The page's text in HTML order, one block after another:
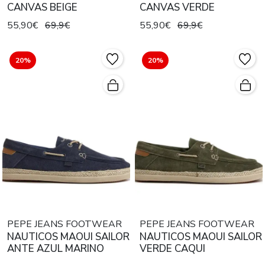
CANVAS BEIGE
55,90€ 69,9€
CANVAS VERDE
55,90€ 69,9€
20%
PEPE JEANS FOOTWEAR
NAUTICOS MAOUI SAILOR
ANTE AZUL MARINO
20%
PEPE JEANS FOOTWEAR
NAUTICOS MAOUI SAILOR
VERDE CAQUI